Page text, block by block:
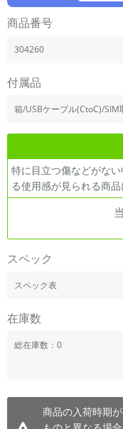
商品番号
304260
付属品
箱/USBケーブル(CtoC)/
特に目立つ傷などがな
る使用感が見られる商品
スペック
スペック表
在庫数
総在庫数：0
商品の入荷時期
機能・特徴
商品の搭載機能による絞り込み
商品状態の絞り込み
CPUの絞り込み
OS
メモリ